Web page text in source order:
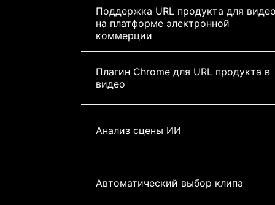
Поддержка URL продукта для
на платформе электронной
коммерции
Плагин Chrome для URL продукта в
видео
Анализ сцены ИИ
Автоматический выбор клипа